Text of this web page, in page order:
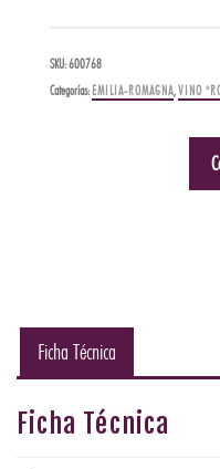
SKU:600768
Categorías: EMILIA-ROMAGNA,VINO
Ficha Técnica
Ficha Técnica